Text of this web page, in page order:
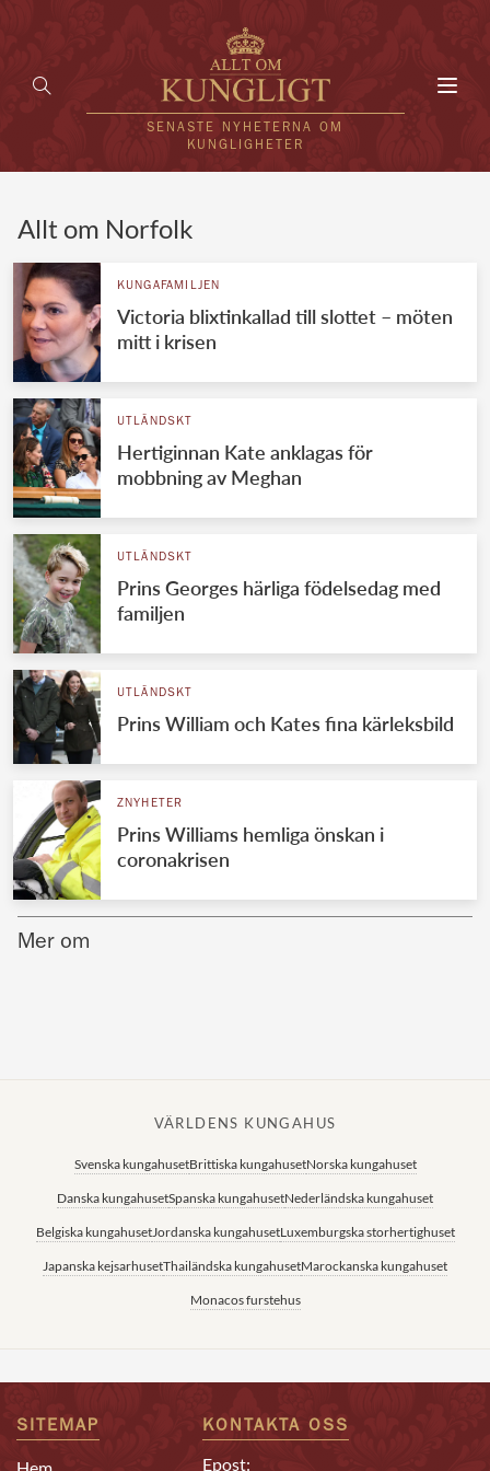
SENASTE NYHETERNA OM
KUNGLIGHETER
UTLÄNDSKT
VÄRLDENS KUNGAHUS
Svenska kungahuset
Brittiska kungahuset
Danska kungahuset
Spanska kungahuset
Jordanska kungahuset
Thailändska kungahuset
Marockanska kungahuset
REDAKTION
Allt om Norfolk
KUNGAFAMILJEN
Victoria blixtinkallad till slottet – möten
mitt i krisen
UTLÄNDSKT
Hertiginnan Kate anklagas för
mobbning av Meghan
UTLÄNDSKT
Prins Georges härliga födelsedag med
familjen
UTLÄNDSKT
Prins William och Kates fina kärleksbild
ZNYHETER
Prins Williams hemliga önskan i
coronakrisen
Mer om
VÄRLDENS KUNGAHUS
Svenska kungahusetBrittiska kungahusetNorska kungahuset
Danska kungahusetSpanska kungahusetNederländska kungahuset
Belgiska kungahusetJordanska kungahusetLuxemburgska storhertighuset
Japanska kejsarhusetThailändska kungahusetMarockanska kungahuset
Monacos furstehus
SITEMAP KONTAKTA OSS
Epost: